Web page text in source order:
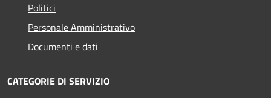
Politici
Personale Amministrativo
Documenti e dati
CATEGORIE DI SERVIZIO